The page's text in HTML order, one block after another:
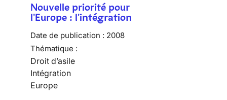
Nouvelle priorité pour
l'Europe : l'intégration
Date de publication : 2008
Thématique :
Droit d’asile
Intégration
Europe